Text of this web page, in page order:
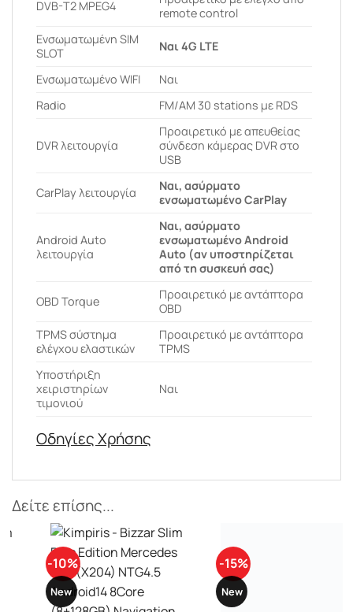
DVB-T2 MPEG4
remote control
Ενσωματωμένη SIM
SLOT
Ναι 4G LTE
Ενσωματωμένο WIFI
Ναι
Radio
FM/AM 30 stations με RDS
DVR λειτουργία
Προαιρετικό με απευθείας
σύνδεση κάμερας DVR στο
USB
CarPlay λειτουργία
Ναι, ασύρματο
ενσωματωμένο CarPlay
Android Auto
λειτουργία
Ναι, ασύρματο
ενσωματωμένο Android
Auto (αν υποστηρίζεται
από τη συσκευή σας)
OBD Torque
Προαιρετικό με αντάπτορα
OBD
ΤPMS σύστημα
ελέγχου ελαστικών
Προαιρετικό με αντάπτορα
TPMS
Υποστήριξη
χειριστηρίων
τιμονιού
Ναι
Οδηγίες Χρήσης
Δείτε επίσης...
-10% -15%